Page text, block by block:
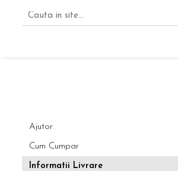
Ajutor
Cum Cumpar
Informatii Livrare